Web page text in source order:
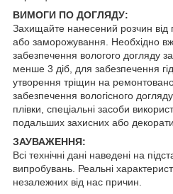
ВИМОГИ ПО ДОГЛЯДУ:
Захищайте нанесений розчин від
або заморожування. Необхідно
забезпечення вологого догляду
менше 3 діб, для забезпечення
утворення тріщин на
забезпечення вологісного
плівки, спеціальні засоби
подальших захисних або
ЗАУВАЖЕННЯ:
Всі технічні дані наведені на
випробувань. Реальні
незалежних від нас причин.